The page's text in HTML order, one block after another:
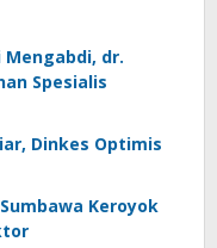
dr.
Spesialis
Dinkes Optimis
Keroyok